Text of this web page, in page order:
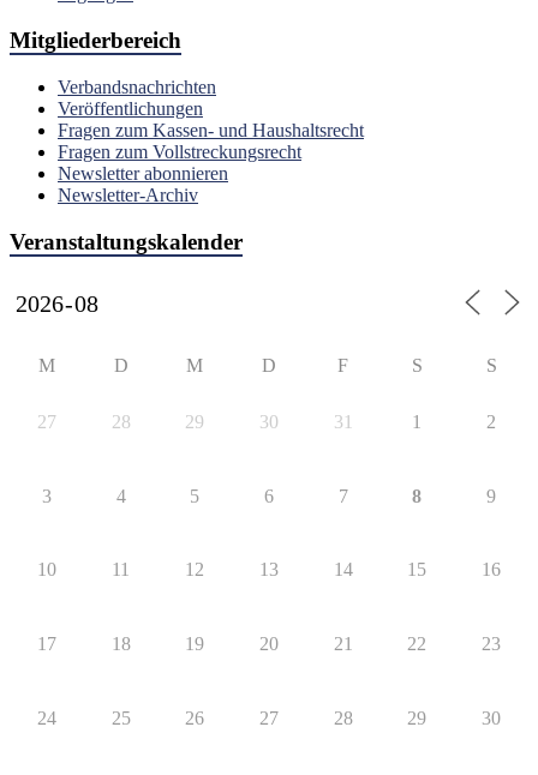
Mitgliederbereich
Verbandsnachrichten
Veröffentlichungen
Fragen zum Kassen- und Haushaltsrecht
Fragen zum Vollstreckungsrecht
Newsletter abonnieren
Newsletter-Archiv
Veranstaltungskalender
M D M D F S S
27 28 29 30 31 1 2
3 4 5 6 7 8 9
10 11 12 13 14 15 16
17 18 19 20 21 22 23
24 25 26 27 28 29 30